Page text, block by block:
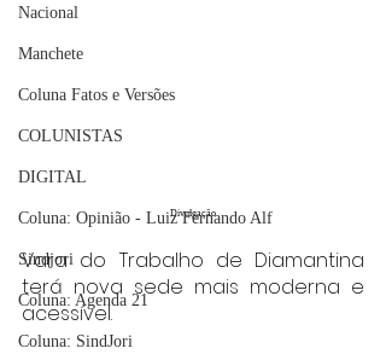
Nacional
Manchete
Coluna Fatos e Versões
COLUNISTAS
DIGITAL
Coluna: Opinião - Luiz Fernando Alf
Sindjori
Coluna: Agenda 21
Coluna: SindJori
Divulgação
Vara do Trabalho de Diamantina
terá nova sede mais moderna e
acessível.